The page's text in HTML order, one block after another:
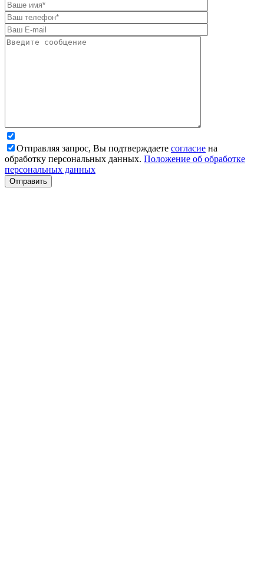
Отправляя запрос, Вы подтверждаете согласие на
обработку персональных данных. Положение об обработке
персональных данных